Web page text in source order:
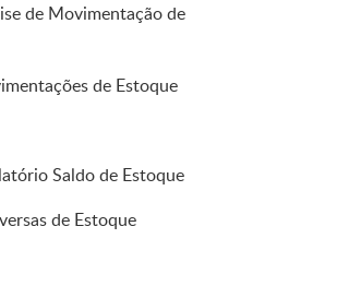
de Movimentação de
de Estoque
Saldo de Estoque
de Estoque